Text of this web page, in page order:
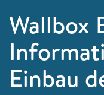
Wallbox
Einbau